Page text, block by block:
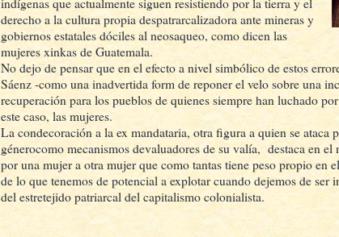
derecho a la cultura propia despatrarcalizadora ante mineras y
gobiernos estatales dóciles al neosaqueo, como dicen las
mujeres xinkas de Guatemala.
No dejo de pensar que en el efecto a nivel simbólico de estos
Sáenz -como una inadvertida form de reponer el velo sobre una
recuperación para los pueblos de quienes siempre han luchado
este caso, las mujeres.
La condecoración a la ex mandataria, otra figura a quien se ataca
génerocomo mecanismos devaluadores de su valía, destaca en
por una mujer a otra mujer que como tantas tiene peso propio en
de lo que tenemos de potencial a explotar cuando dejemos de ser
del estretejido patriarcal del capitalismo colonialista.